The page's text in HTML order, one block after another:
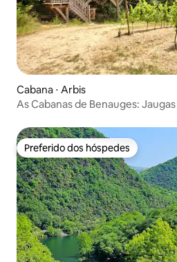
Cabana ⋅ Arbis
As Cabanas de Benauges: Jaugas
Preferido dos hóspedes
Preferido dos hóspedes